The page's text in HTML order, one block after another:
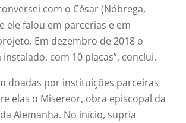
com o César (Nóbrega,
ele falou em parcerias e em
Em dezembro de 2018 o
com 10 placas”, conclui.
doadas por instituições parceiras
elas o Misereor, obra episcopal da
Alemanha. No início, supria